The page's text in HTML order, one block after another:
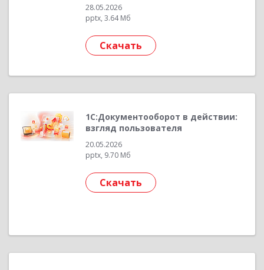
28.05.2026
pptx, 3.64 Мб
Скачать
1С:Документооборот в действии:
взгляд пользователя
20.05.2026
pptx, 9.70 Мб
Скачать